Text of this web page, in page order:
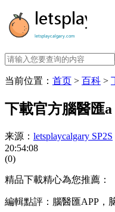
当前位置： 首页 > 百科 >
下載官方腦醫匯a
来源： letsplaycalgary SP2S
20:54:08
(0)
精品下載精心為您推薦：
編輯點評：腦醫匯APP，